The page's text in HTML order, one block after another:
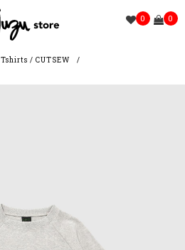
0 0
Tshirts / CUTSEW